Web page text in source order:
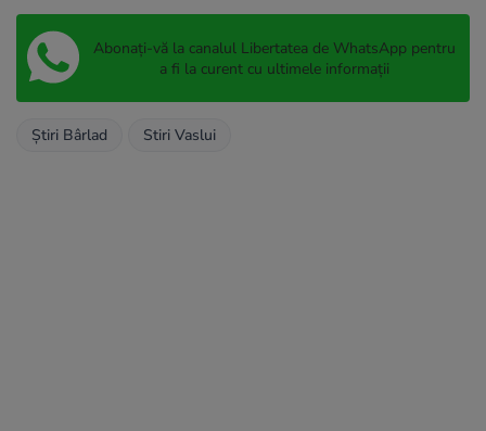
Abonați-vă la canalul Libertatea de WhatsApp pentru
a fi la curent cu ultimele informații
Ştiri Bârlad Stiri Vaslui